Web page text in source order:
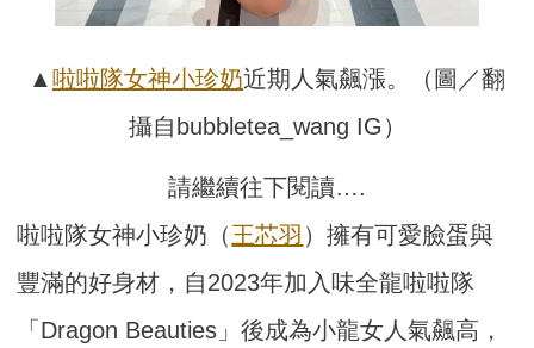
▲ 啦啦隊女神小珍奶近期人氣飆漲。（圖／翻
攝自bubbletea_wang IG）
請繼續往下閱讀….
啦啦隊女神小珍奶（王芯羽 ）擁有可愛臉蛋與
豐滿的好身材，自2023年加入味全龍啦啦隊
「Dragon Beauties」後成為小龍女人氣飆高，